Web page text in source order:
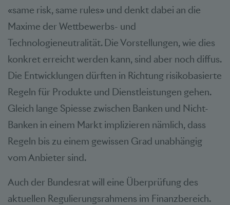
«same risk, same rules» und denkt dabei an die
Maxime der Wettbewerbs- und
Technologieneutralität. Die Vorstellungen, wie dies
konkret erreicht werden kann, sind aber noch diffus.
Die Entwicklungen dürften in Richtung risikobasierte
Regeln für Produkte und Dienstleistungen gehen.
Gleich lange Spiesse zwischen Banken und Nicht-
Banken in einem Markt implizieren nämlich, dass
Regeln bis zu einem gewissen Grad unabhängig
vom Anbieter sind.
Auch der Bundesrat will eine Überprüfung des
aktuellen Regulierungsrahmens im Finanzbereich.